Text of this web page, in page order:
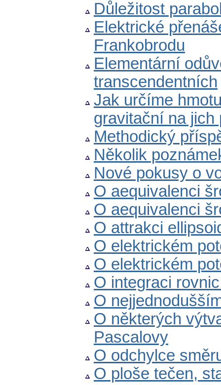
Důležitost
Elektrické
Frankobrodu
Elementární
transcendentních
Jak určíme
gravitační na jich
Methodický
Několik
Nové pokusy o
O aequivalenci
O aequivalenci
O attrakci
O elektrickém
O elektrickém
O integraci
O
O některých
Pascalovy
O odchylce
O ploše tečen,